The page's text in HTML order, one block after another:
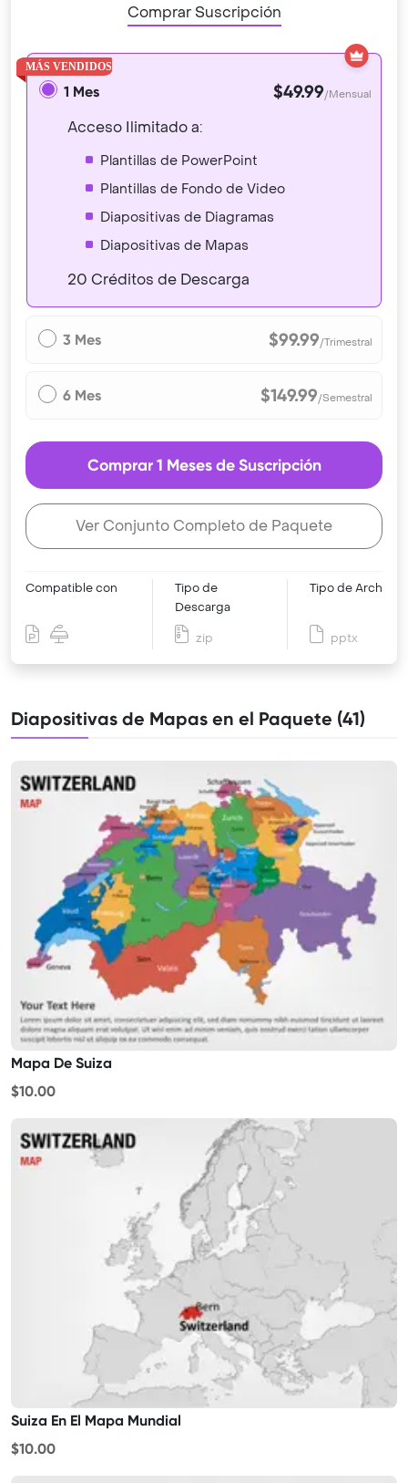
Comprar Suscripción
1 Mes $49.99/Mensual
Acceso Ilimitado a:
Plantillas de PowerPoint
Plantillas de Fondo de Video
Diapositivas de Diagramas
Diapositivas de Mapas
20 Créditos de Descarga
3 Mes $99.99/Trimestral
6 Mes $149.99/Semestral
Comprar 1 Meses de Suscripción
Ver Conjunto Completo de Paquete
Compatible con
Tipo de
Descarga
zip
Tipo de Archivo
pptx
Diapositivas de Mapas en el Paquete (41)
Mapa De Suiza
$10.00
Suiza En El Mapa Mundial
$10.00